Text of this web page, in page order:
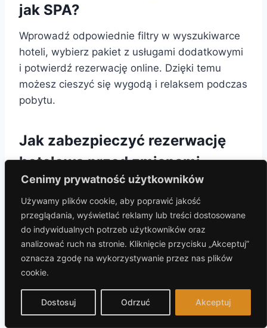
Cenimy prywatność użytkowników
Używamy plików cookie, aby poprawić jakość
przeglądania, wyświetlać reklamy lub treści dostosowane
do indywidualnych potrzeb użytkowników oraz
analizować ruch na stronie. Kliknięcie przycisku „Akceptuj”
oznacza zgodę na wykorzystywanie przez nas plików
cookie.
Dostosuj Odrzuć Akceptuj
jak SPA?
Wprowadź odpowiednie filtry w wyszukiwarce
hoteli, wybierz pakiet z usługami dodatkowymi
i potwierdź rezerwację online. Dzięki temu
możesz cieszyć się wygodą i relaksem podczas
pobytu.
Jak zabezpieczyć rezerwację
hotelową przed zmianami
oferty?
Wybieraj oferty z opcją bezpłatnej anulacji lub
elastycznymi warunkami zmiany terminu.
Używaj renomowanych platform
rezerwacyjnych, które gwarantują
bezpieczeństwo i wsparcie w razie problemów.
Jakie są różnice między